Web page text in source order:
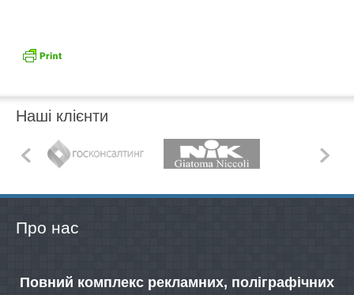
Наші клієнти
Про нас
Повний комплекс рекламних, поліграфічних